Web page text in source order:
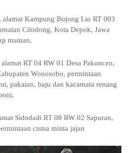
Kampung Bojong Lio RT 003
Cilodong, Kota Depok, Jawa
mainan,
RT 04 RW 01 Desa Pakuncen,
Wonosobo, permintaan
pakaian, baju dan kacamata renang
Sidodadi RT 08 RW 02 Sapuran,
cuma minta jajan